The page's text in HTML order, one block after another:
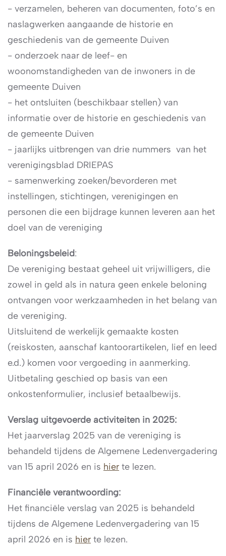
- verzamelen, beheren van documenten, foto’s en
naslagwerken aangaande de historie en
geschiedenis van de gemeente Duiven
- onderzoek naar de leef- en
woonomstandigheden van de inwoners in de
gemeente Duiven
- het ontsluiten (beschikbaar stellen) van
informatie over de historie en geschiedenis van
de gemeente Duiven
- jaarlijks uitbrengen van drie nummers van het
verenigingsblad DRIEPAS
- samenwerking zoeken/bevorderen met
instellingen, stichtingen, verenigingen en
personen die een bijdrage kunnen leveren aan het
doel van de vereniging
Beloningsbeleid:
De vereniging bestaat geheel uit vrijwilligers, die
zowel in geld als in natura geen enkele beloning
ontvangen voor werkzaamheden in het belang van
de vereniging.
Uitsluitend de werkelijk gemaakte kosten
(reiskosten, aanschaf kantoorartikelen, lief en leed
e.d.) komen voor vergoeding in aanmerking.
Uitbetaling geschied op basis van een
onkostenformulier, inclusief betaalbewijs.
Verslag uitgevoerde activiteiten in 2025:
Het jaarverslag 2025 van de vereniging is
behandeld tijdens de Algemene Ledenvergadering
van 15 april 2026 en is hier te lezen.
Financiële verantwoording:
Het financiële verslag van 2025 is behandeld
tijdens de Algemene Ledenvergadering van 15
april 2026 en is hier te lezen.